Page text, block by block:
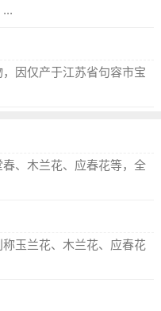
因仅产于江苏省句容市宝
、木兰花、应春花等，全
玉兰花、木兰花、应春花